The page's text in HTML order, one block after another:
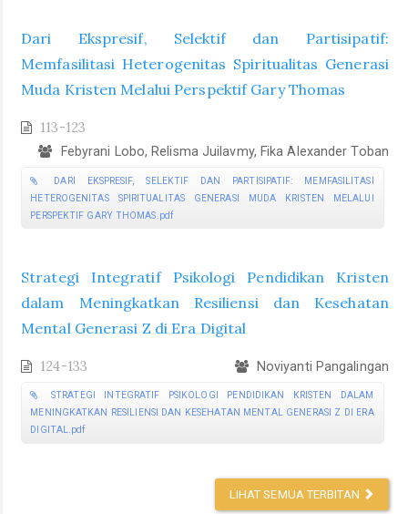
Dari Ekspresif, Selektif dan Partisipatif:
Memfasilitasi Heterogenitas Spiritualitas Generasi
Muda Kristen Melalui Perspektif Gary Thomas
113-123
Febyrani Lobo, Relisma Juilavmy, Fika Alexander Toban
DARI EKSPRESIF, SELEKTIF DAN PARTISIPATIF: MEMFASILITASI
HETEROGENITAS SPIRITUALITAS GENERASI MUDA KRISTEN MELALUI
PERSPEKTIF GARY THOMAS.pdf
Strategi Integratif Psikologi Pendidikan Kristen
dalam Meningkatkan Resiliensi dan Kesehatan
Mental Generasi Z di Era Digital
124-133 Noviyanti Pangalingan
STRATEGI INTEGRATIF PSIKOLOGI PENDIDIKAN KRISTEN DALAM
MENINGKATKAN RESILIENSI DAN KESEHATAN MENTAL GENERASI Z DI ERA
DIGITAL.pdf
LIHAT SEMUA TERBITAN